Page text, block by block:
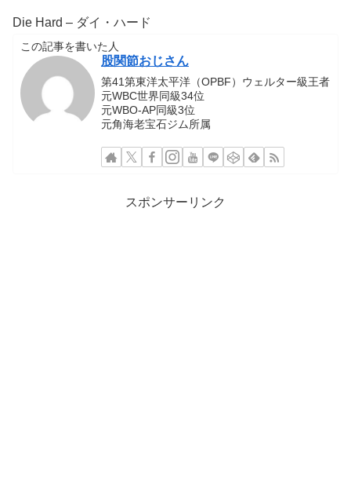
Die Hard – ダイ・ハード
この記事を書いた人
股関節おじさん
第41第東洋太平洋（OPBF）ウェルター級王者
元WBC世界同級34位
元WBO-AP同級3位
元角海老宝石ジム所属
スポンサーリンク